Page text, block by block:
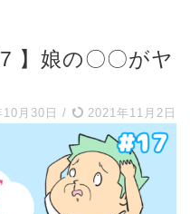
】娘の〇〇がヤ
月30日 / 2021年11月2日